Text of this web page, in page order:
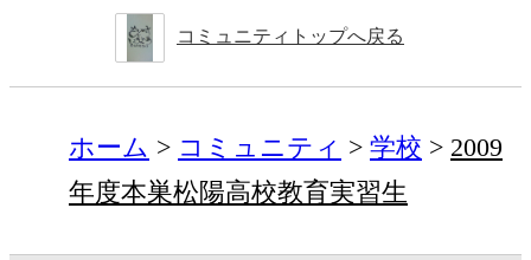
コミュニティトップへ戻る
ホーム コミュニティ 学校
2009
年度本巣松陽高校教育実習生